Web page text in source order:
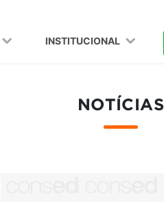
INSTITUCIONAL
NOTÍCIAS